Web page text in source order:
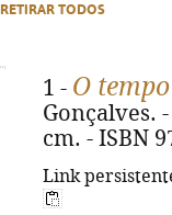
RETIRAR TODOS
1 - O
Gonçalves.
cm. - ISBN
Link